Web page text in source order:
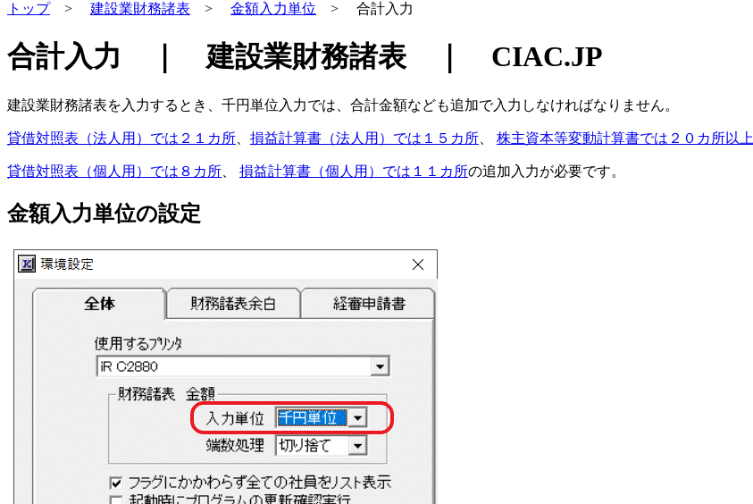
トップ> 建設業財務諸表 > 金額入力単位 > 合計入力
合計入力 ｜ 建設業財務諸表 ｜ CIAC.JP
建設業財務諸表を入力するとき、 千円単位入力では、合計金額なども追加で入力しなければなりません。
貸借対照表（法人用）では２１カ所 損益計算書（法人用）では１５カ所 株主資本等変動計算書では２０カ所以上
貸借対照表（個人用）では８カ所 損益計算書（個人用）では１１カ所の追加入力が必要です。
金額入力単位の設定